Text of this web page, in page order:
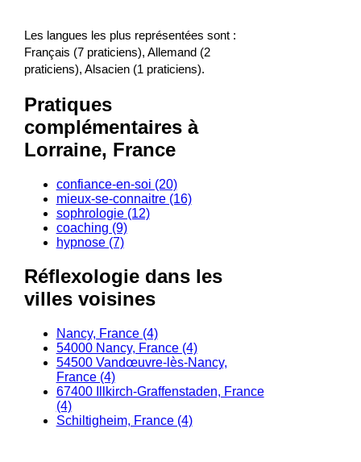
Les langues les plus représentées sont :
Français (7 praticiens), Allemand (2
praticiens), Alsacien (1 praticiens).
Pratiques
complémentaires à
Lorraine, France
confiance-en-soi (20)
mieux-se-connaitre (16)
sophrologie (12)
coaching (9)
hypnose (7)
Réflexologie dans les
villes voisines
Nancy, France (4)
54000 Nancy, France (4)
54500 Vandœuvre-lès-Nancy,
France (4)
67400 Illkirch-Graffenstaden, France
(4)
Schiltigheim, France (4)